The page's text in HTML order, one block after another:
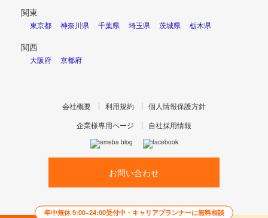
年中無休 9:00~24:00受付中・キャリアプランナーに無料相談
関東
東京都 神奈川県 千葉県 埼玉県 茨城県 栃木県
関西
大阪府 京都府
会社概要 利用規約
個人情報保護方針
企業様専用ページ
自社採用情報
お問い合わせ